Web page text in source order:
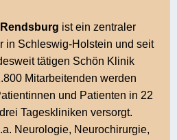
ist ein zentraler
in Schleswig-Holstein und seit
tätigen Schön Klinik
Mitarbeitenden werden
und Patienten in 22
Tageskliniken versorgt.
Neurologie, Neurochirurgie,